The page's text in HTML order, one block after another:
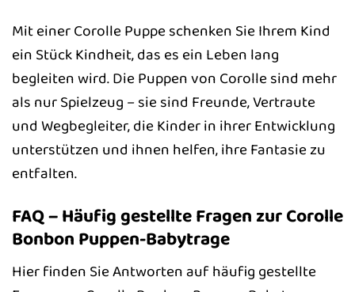
Mit einer Corolle Puppe schenken Sie Ihrem Kind
ein Stück Kindheit, das es ein Leben lang
begleiten wird. Die Puppen von Corolle sind mehr
als nur Spielzeug – sie sind Freunde, Vertraute
und Wegbegleiter, die Kinder in ihrer Entwicklung
unterstützen und ihnen helfen, ihre Fantasie zu
entfalten.
FAQ – Häufig gestellte Fragen zur Corolle
Bonbon Puppen-Babytrage
Hier finden Sie Antworten auf häufig gestellte